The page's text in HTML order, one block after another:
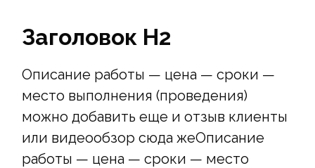
Заголовок Н2
Описание работы — цена — сроки —
место выполнения (проведения)
можно добавить еще и отзыв клиенты
или видеообзор сюда жеОписание
работы — цена — сроки — место